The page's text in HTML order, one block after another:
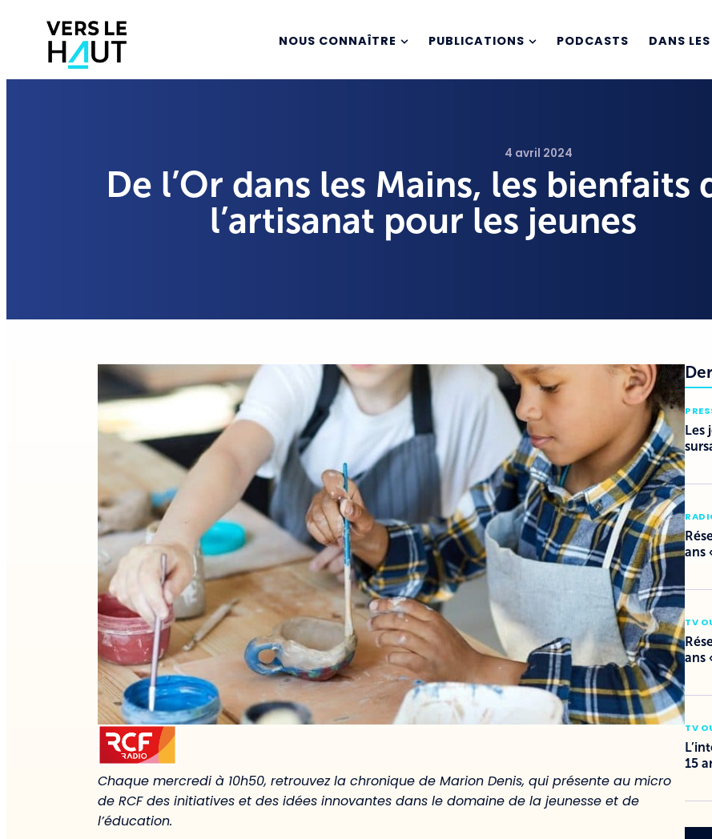
NOUS CONNAÎTRE PUBLICATIONS PODCASTS DANS
4 avril 2024
De l’Or dans les Mains, les bienfaits
l’artisanat pour les jeunes
Chaque mercredi à 10h50, retrouvez la chronique de Marion Denis, qui présente au micro
de RCF des initiatives et des idées innovantes dans le domaine de la jeunesse et de
l’éducation.
Les
ans
TV
ans
TV
15